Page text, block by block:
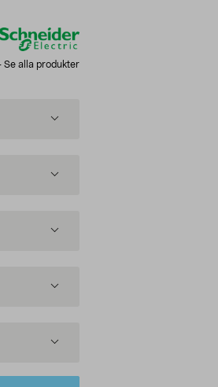
Se alla produkter